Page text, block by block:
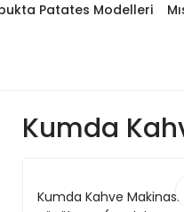
Patates Modelleri
Kumda
Kumda Kahve Makinası